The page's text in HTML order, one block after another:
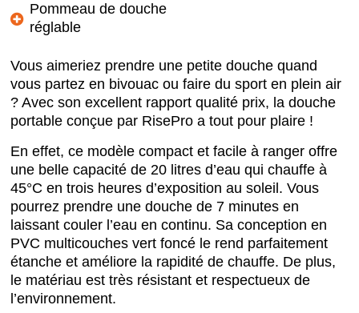
Pommeau de douche
réglable
Vous aimeriez prendre une petite douche quand
vous partez en bivouac ou faire du sport en plein air
? Avec son excellent rapport qualité prix, la douche
portable conçue par RisePro a tout pour plaire !
En effet, ce modèle compact et facile à ranger offre
une belle capacité de 20 litres d’eau qui chauffe à
45°C en trois heures d’exposition au soleil. Vous
pourrez prendre une douche de 7 minutes en
laissant couler l’eau en continu. Sa conception en
PVC multicouches vert foncé le rend parfaitement
étanche et améliore la rapidité de chauffe. De plus,
le matériau est très résistant et respectueux de
l’environnement.